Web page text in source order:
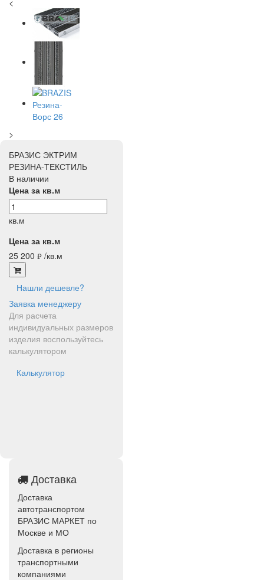
>
БРАЗИС ЭКТРИМ
РЕЗИНА-ТЕКСТИЛЬ
В наличии
Цена за кв.м
кв.м
Цена за кв.м
25 200 руб. /кв.м
Нашли дешевле?
Заявка менеджеру
Для расчета
индивидуальных размеров
изделия воспользуйтесь
калькулятором
Калькулятор
Доставка
Доставка
автотранспортом
БРАЗИС МАРКЕТ по
Москве и МО
Доставка в регионы
транспортными
компаниями